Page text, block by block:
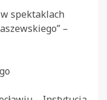
spektaklach
–